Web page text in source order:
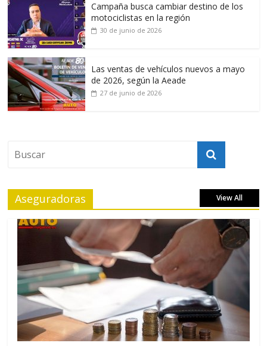
Campaña busca cambiar destino de los
motociclistas en la región
30 de junio de 2026
Las ventas de vehículos nuevos a mayo
de 2026, según la Aeade
27 de junio de 2026
Aseguradoras View All